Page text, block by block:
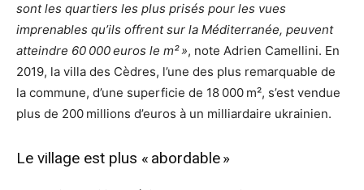
sont les quartiers les plus prisés pour les vues
imprenables qu’ils offrent sur la Méditerranée, peuvent
atteindre 60 000 euros le m² », note Adrien Camellini. En
2019, la villa des Cèdres, l’une des plus remarquable de
la commune, d’une superficie de 18 000 m², s’est vendue
plus de 200 millions d’euros à un milliardaire ukrainien.
Le village est plus « abordable »